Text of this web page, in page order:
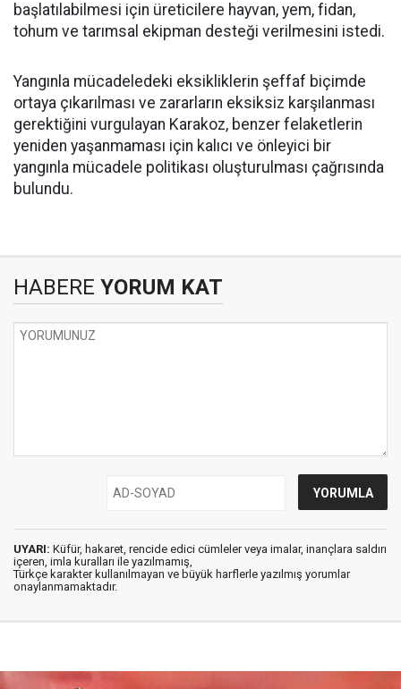
başlatılabilmesi için üreticilere hayvan, yem, fidan,
tohum ve tarımsal ekipman desteği verilmesini istedi.
Yangınla mücadeledeki eksikliklerin şeffaf biçimde
ortaya çıkarılması ve zararların eksiksiz karşılanması
gerektiğini vurgulayan Karakoz, benzer felaketlerin
yeniden yaşanmaması için kalıcı ve önleyici bir
yangınla mücadele politikası oluşturulması çağrısında
bulundu.
HABERE YORUM KAT
UYARI: Küfür, hakaret, rencide edici cümleler veya imalar, inançlara saldırı
içeren, imla kuralları ile yazılmamış,
Türkçe karakter kullanılmayan ve büyük harflerle yazılmış yorumlar
onaylanmamaktadır.